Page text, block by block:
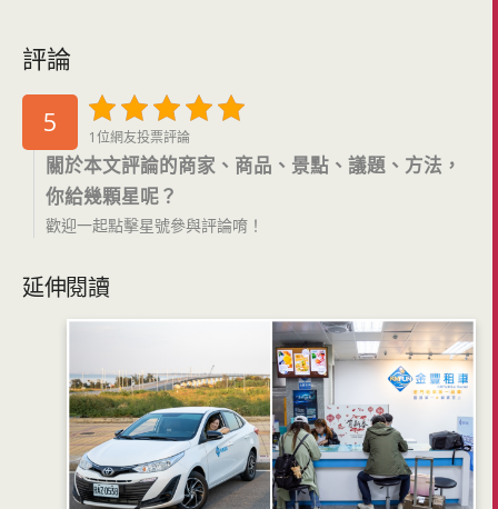
評論
5 1位網友投票評論
關於本文評論的商家、商品、景點、議題、方法，
你給幾顆星呢？
歡迎一起點擊星號參與評論唷！
延伸閱讀